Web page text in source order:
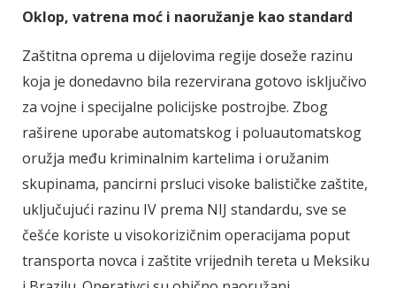
Oklop, vatrena moć i naoružanje kao standard
Zaštitna oprema u dijelovima regije doseže razinu
koja je donedavno bila rezervirana gotovo isključivo
za vojne i specijalne policijske postrojbe. Zbog
raširene uporabe automatskog i poluautomatskog
oružja među kriminalnim kartelima i oružanim
skupinama, pancirni prsluci visoke balističke zaštite,
uključujući razinu IV prema NIJ standardu, sve se
češće koriste u visokorizičnim operacijama poput
transporta novca i zaštite vrijednih tereta u Meksiku